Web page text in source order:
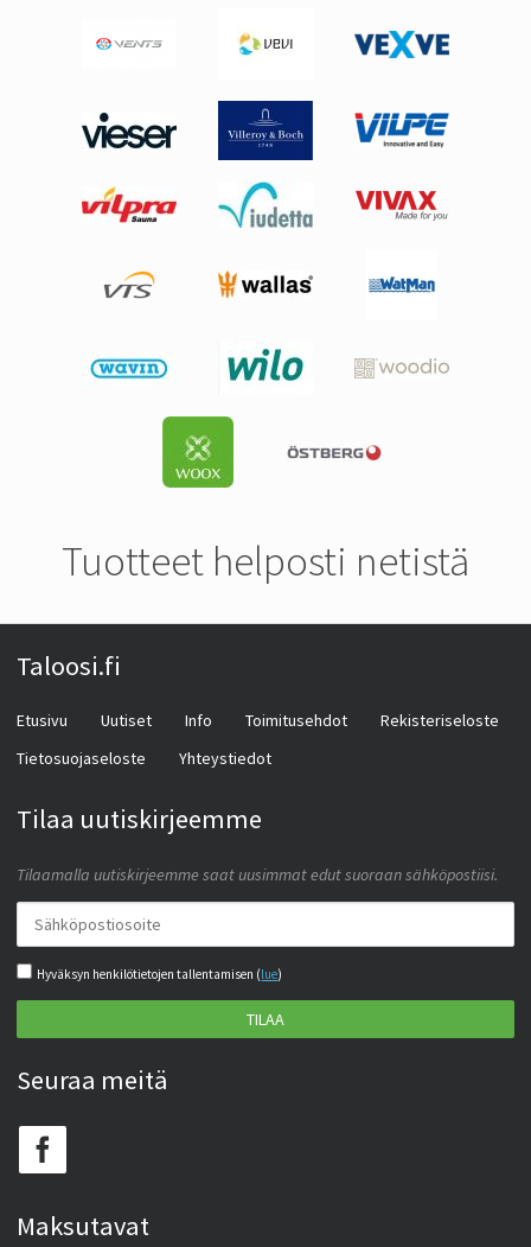
Tuotteet helposti netistä
Taloosi.fi
Etusivu Uutiset Info Toimitusehdot
Rekisteriseloste
Tietosuojaseloste
Yhteystiedot
Tilaa uutiskirjeemme
Tilaamalla uutiskirjeemme saat uusimmat edut suoraan sähköpostiisi.
Hyväksyn henkilötietojen tallentamisen (lue)
TILAA
Seuraa meitä
Maksutavat